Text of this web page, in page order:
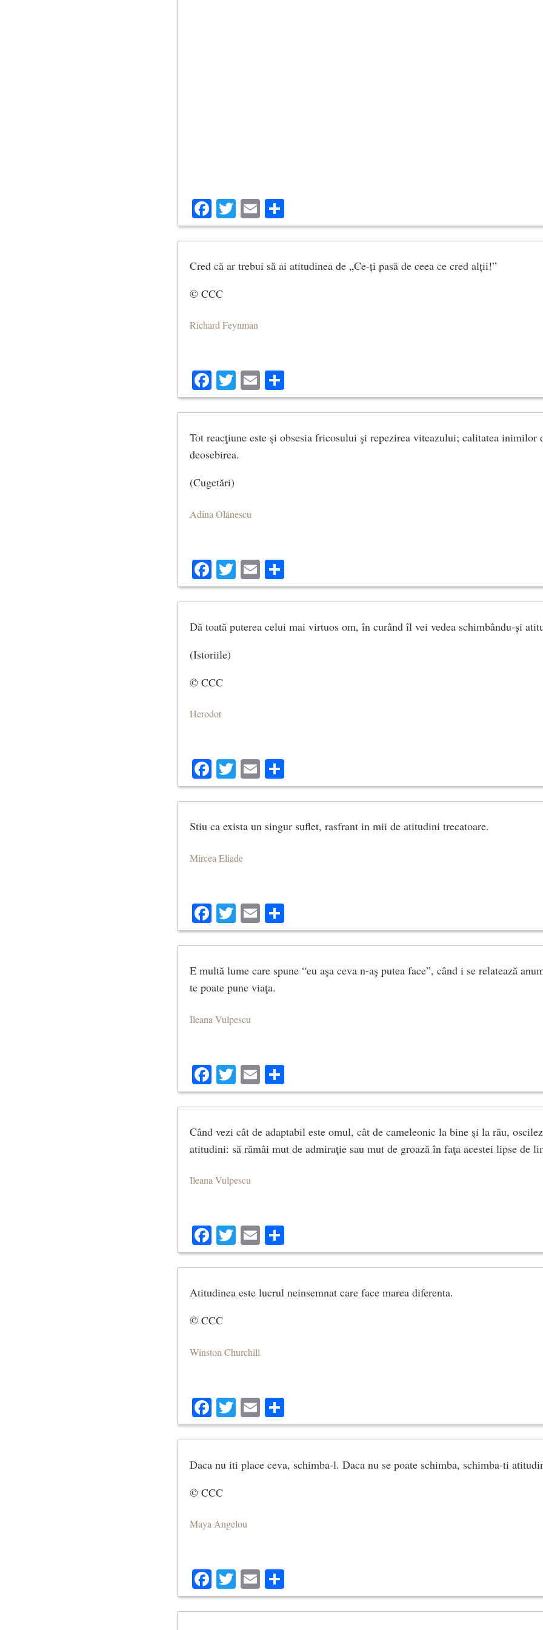
Facebook
Twitter
Email
Cred că ar trebui să ai atitudinea de „Ce-ți pasă de ceea ce cred alții!”
© CCC
Richard Feynman
Facebook
Twitter
Email
Tot reacţiune este şi obsesia fricosului şi repezirea viteazului; calitatea inimilor
deosebirea.
(Cugetări)
Adina Olănescu
Facebook
Twitter
Email
Dă toată puterea celui mai virtuos om, în curând îl vei vedea schimbându-și
(Istoriile)
© CCC
Herodot
Facebook
Twitter
Email
Stiu ca exista un singur suflet, rasfrant in mii de atitudini trecatoare.
Mircea Eliade
Facebook
Twitter
Email
E multă lume care spune “eu aşa ceva n-aş putea face”, când i se relatează
te poate pune viaţa.
Ileana Vulpescu
Facebook
Twitter
Email
Când vezi cât de adaptabil este omul, cât de cameleonic la bine şi la rău,
atitudini: să rămâi mut de admiraţie sau mut de groază în faţa acestei lipse de
Ileana Vulpescu
Facebook
Twitter
Email
Atitudinea este lucrul neinsemnat care face marea diferenta.
© CCC
Winston Churchill
Facebook
Twitter
Email
Daca nu iti place ceva, schimba-l. Daca nu se poate schimba, schimba-ti
© CCC
Maya Angelou
Facebook
Twitter
Email